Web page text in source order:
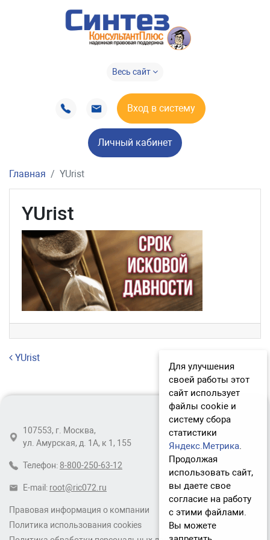
Весь сайт
Вход в систему
Личный кабинет
Главная YUrist
YUrist
Навигация по записям
YUrist
Правовая информация о компании
Политика использования cookies
107553, г. Москва,
ул. Амурская, д. 1А, к 1, 155
Телефон: 8-800-250-63-12
E-mail: root@ric072.ru
Для улучшения
своей работы этот
сайт использует
файлы cookie и
систему сбора
статистики
Яндекс.Метрика.
Продолжая
использовать сайт,
вы даете свое
согласие на работу
с этими файлами.
Вы можете